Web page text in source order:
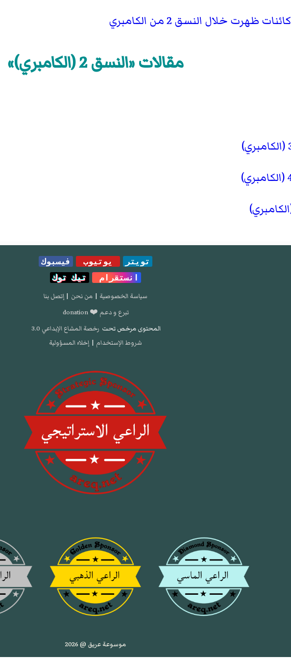
كائنات ظهرت خلال النسق 2 من الكامبري
مقالات «النسق 2 (الكامبري)»
تويتر يوتيوب
فيسبوك
انستقرام
تيك توك
سياسة الخصوصية | من نحن | إتصل بنا
تبرع و دعم ❤️ donation
المحتوى مرخص تحت رخصة المشاع الإبداعي 3.0
شروط الإستخدام | إخلاء المسؤولية
موسوعة عريق @ 2026